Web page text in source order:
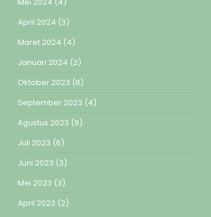
April 2024 (3)
Maret 2024 (4)
Januari 2024 (2)
Oktober 2023 (8)
September 2023 (4)
Agustus 2023 (9)
Juli 2023 (6)
Juni 2023 (3)
Mei 2023 (3)
April 2023 (2)